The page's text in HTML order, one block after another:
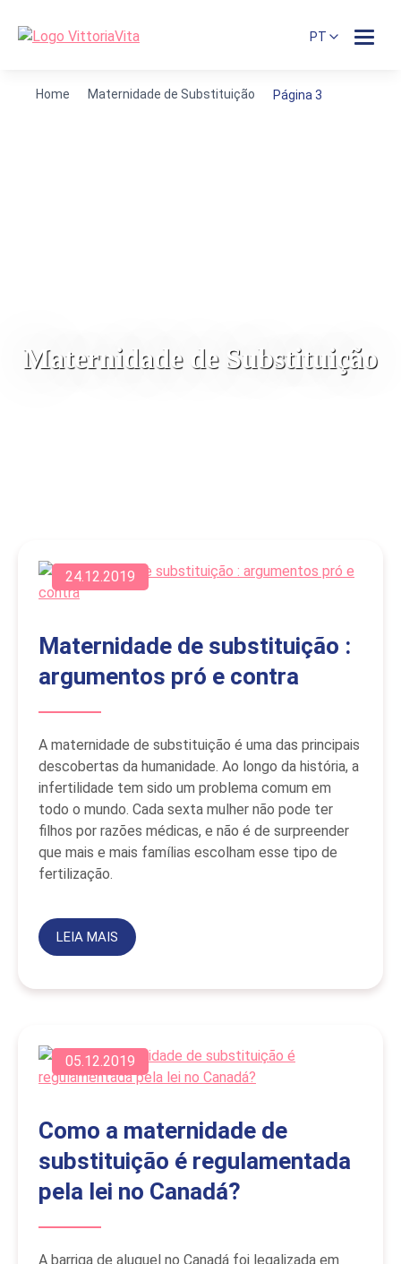
PT
Home Maternidade de Substituição Página 3
Maternidade de Substituição
24.12.2019
Maternidade de substituição :
argumentos pró e contra
A maternidade de substituição é uma das principais
descobertas da humanidade. Ao longo da história, a
infertilidade tem sido um problema comum em
todo o mundo. Cada sexta mulher não pode ter
filhos por razões médicas, e não é de surpreender
que mais e mais famílias escolham esse tipo de
fertilização.
LEIA MAIS
05.12.2019
Como a maternidade de
substituição é regulamentada
pela lei no Canadá?
A barriga de aluguel no Canadá foi legalizada em